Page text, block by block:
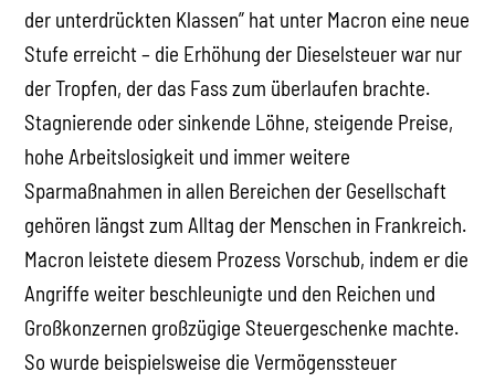
der unterdrückten Klassen” hat unter Macron eine neue
Stufe erreicht – die Erhöhung der Dieselsteuer war nur
der Tropfen, der das Fass zum überlaufen brachte.
Stagnierende oder sinkende Löhne, steigende Preise,
hohe Arbeitslosigkeit und immer weitere
Sparmaßnahmen in allen Bereichen der Gesellschaft
gehören längst zum Alltag der Menschen in Frankreich.
Macron leistete diesem Prozess Vorschub, indem er die
Angriffe weiter beschleunigte und den Reichen und
Großkonzernen großzügige Steuergeschenke machte.
So wurde beispielsweise die Vermögenssteuer